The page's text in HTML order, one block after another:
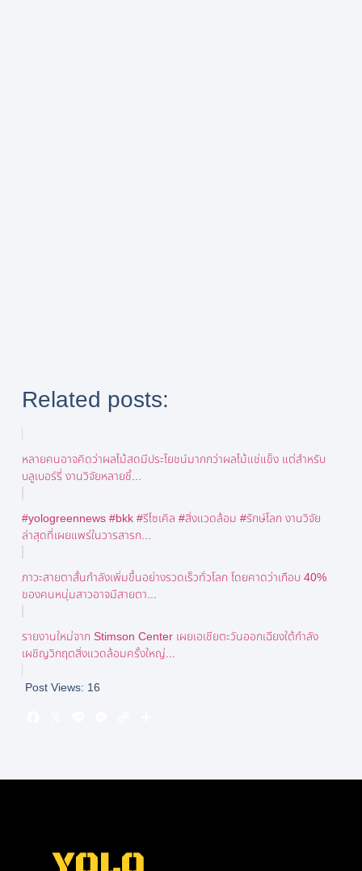
Related posts:
หลายคนอาจคิดว่าผลไม้สดมีประโยชน์มากกว่าผลไม้แช่แข็ง แต่สำหรับ
บลูเบอร์รี่ งานวิจัยหลายชิ้...
#yologreennews #bkk #รีไซเคิล #สิ่งแวดล้อม #รักษ์โลก งานวิจัย
ล่าสุดที่เผยแพร่ในวารสารก...
ภาวะสายตาสั้นกำลังเพิ่มขึ้นอย่างรวดเร็วทั่วโลก โดยคาดว่าเกือบ 40%
ของคนหนุ่มสาวอาจมีสายตา...
รายงานใหม่จาก Stimson Center เผยเอเชียตะวันออกเฉียงใต้กำลัง
เผชิญวิกฤตสิ่งแวดล้อมครั้งใหญ่...
Post Views: 16